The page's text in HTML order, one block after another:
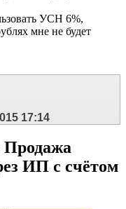
УСН 6%,
мне не будет
17:14
Продажа
ИП с счётом